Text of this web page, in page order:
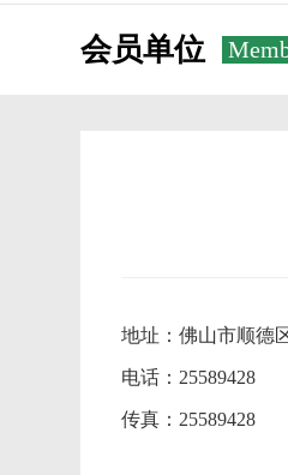
会员单位
地址：佛山市顺德
电话：25589428
传真：25589428